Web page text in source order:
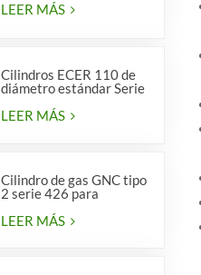
LEER MÁS
Cilindros ECER 110 de
diámetro estándar Serie
LEER MÁS
Cilindro de gas GNC tipo
2 serie 426 para
LEER MÁS